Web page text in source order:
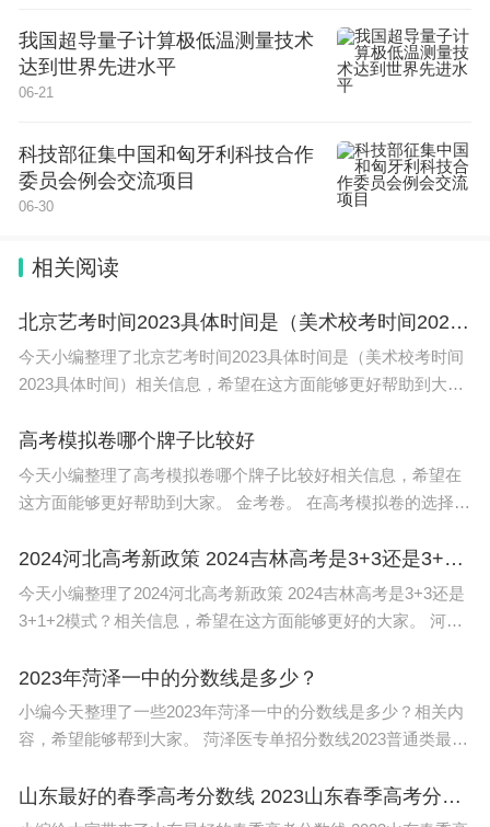
我国超导量子计算极低温测量技术
达到世界先进水平
06-21
科技部征集中国和匈牙利科技合作
委员会例会交流项目
06-30
相关阅读
北京艺考时间2023具体时间是（美术校考时间2023具体时间）
今天小编整理了北京艺考时间2023具体时间是（美术校考时间
2023具体时间）相关信息，希望在这方面能够更好帮助到大
月，具体安排以教育部公布
高考模拟卷哪个牌子比较好
今天小编整理了高考模拟卷哪个牌子比较好相关信息，希望在
这方面能够更好帮助到大家。 金考卷。 在高考模拟卷的选择
点全面、题型全面，解
2024河北高考新政策 2024吉林高考是3+3还是3+1+2模式？
今天小编整理了2024河北高考新政策 2024吉林高考是3+3还是
3+1+2模式？相关信息，希望在这方面能够更好的大家。 河北
特色的高等职
2023年菏泽一中的分数线是多少？
小编今天整理了一些2023年菏泽一中的分数线是多少？相关内
容，希望能够帮到大家。 菏泽医专单招分数线2023普通类最低
校2022
山东最好的春季高考分数线 2023山东春季高考分数线